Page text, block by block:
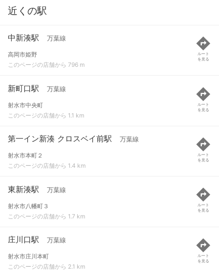
近くの駅
中新湊駅 万葉線
高岡市姫野
このページの店舗から 796 m
ルート
を見る
新町口駅 万葉線
射水市中央町
このページの店舗から 1.1 km
ルート
を見る
第一イン新湊 クロスベイ前駅 万葉線
射水市本町２
このページの店舗から 1.4 km
ルート
を見る
東新湊駅 万葉線
射水市八幡町３
このページの店舗から 1.7 km
ルート
を見る
庄川口駅 万葉線
射水市庄川本町
このページの店舗から 2.1 km
ルート
を見る